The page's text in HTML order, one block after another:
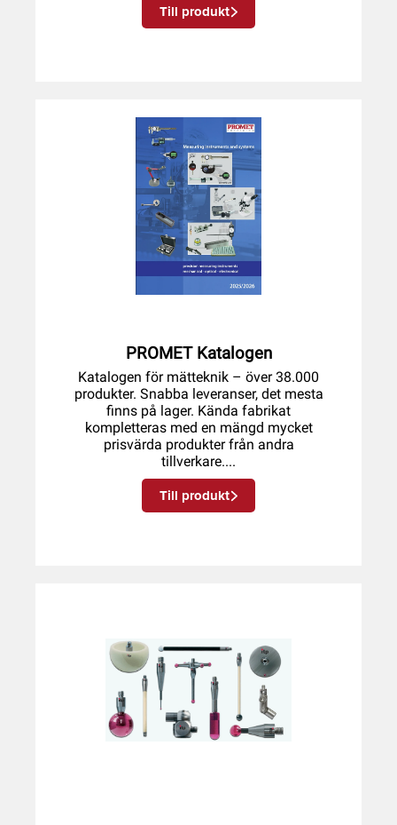
Till produkt
PROMET Katalogen
Katalogen för mätteknik – över 38.000
produkter. Snabba leveranser, det mesta
finns på lager. Kända fabrikat
kompletteras med en mängd mycket
prisvärda produkter från andra
tillverkare....
Till produkt